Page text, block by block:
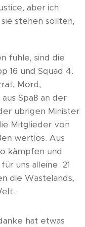
aber ich
stehen sollten,
fühle, sind die
16 und Squad 4.
Mord,
Spaß an der
übrigen Minister
Mitglieder von
wertlos. Aus
kämpfen und
uns alleine. 21
die Wastelands,
hat etwas